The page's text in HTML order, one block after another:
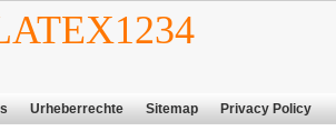
Urheberrechte Sitemap Privacy Policy